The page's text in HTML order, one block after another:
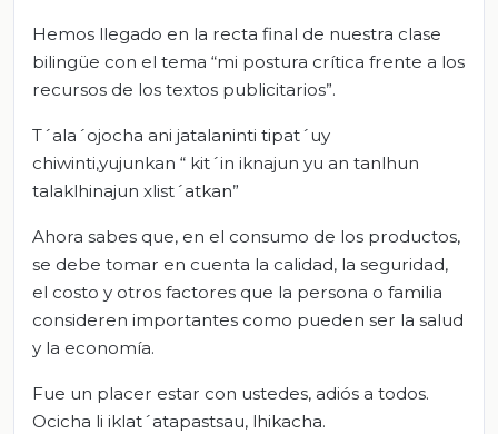
Hemos llegado en la recta final de nuestra clase
bilingüe con el tema “mi postura crítica frente a los
recursos de los textos publicitarios”.
T´ala´ojocha ani jatalaninti tipat´uy
chiwinti,yujunkan “ kit´in iknajun yu an tanlhun
talaklhinajun xlist´atkan”
Ahora sabes que, en el consumo de los productos,
se debe tomar en cuenta la calidad, la seguridad,
el costo y otros factores que la persona o familia
consideren importantes como pueden ser la salud
y la economía.
Fue un placer estar con ustedes, adiós a todos.
Ocicha li iklat´atapastsau, lhikacha.